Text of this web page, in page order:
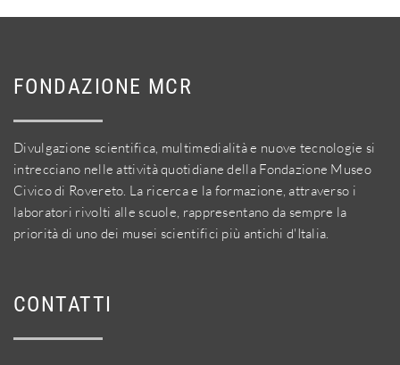
FONDAZIONE MCR
Divulgazione scientifica, multimedialità e nuove tecnologie si
intrecciano nelle attività quotidiane della Fondazione Museo
Civico di Rovereto. La ricerca e la formazione, attraverso i
laboratori rivolti alle scuole, rappresentano da sempre la
priorità di uno dei musei scientifici più antichi d'Italia.
CONTATTI